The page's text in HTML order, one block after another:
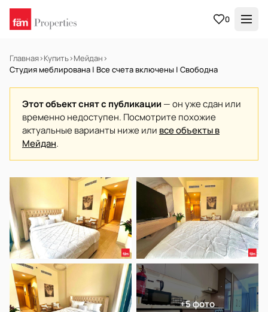
0
Главная›Купить›Мейдан›
Студия меблирована | Все счета включены | Свободна
Этот объект снят с публикации — он уже сдан или
временно недоступен. Посмотрите похожие
актуальные варианты ниже или все объекты в
Мейдан.
Готов к заселению
+5 фото